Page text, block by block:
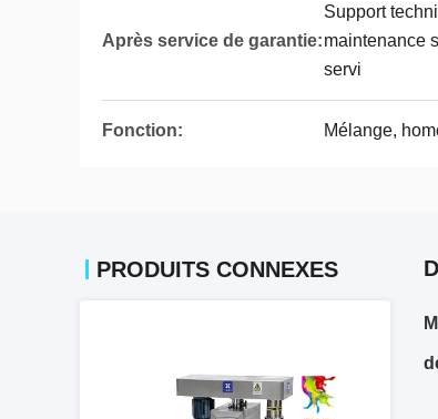
Après service de garantie:
Support
maintenance
servi
Fonction: Mélange,
PRODUITS CONNEXES